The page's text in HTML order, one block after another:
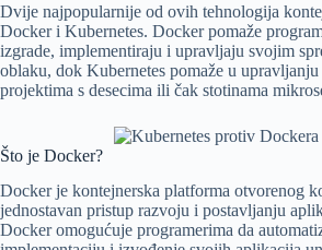
Dvije najpopularnije od ovih tehnologija
Docker i Kubernetes. Docker pomaže
izgrade, implementiraju i upravljaju svojim
oblaku, dok Kubernetes pomaže u
projektima s desecima ili čak stotinama
Što je Docker?
Docker je kontejnerska platforma otvorenog
jednostavan pristup razvoju i postavljanju
Docker omogućuje programerima da